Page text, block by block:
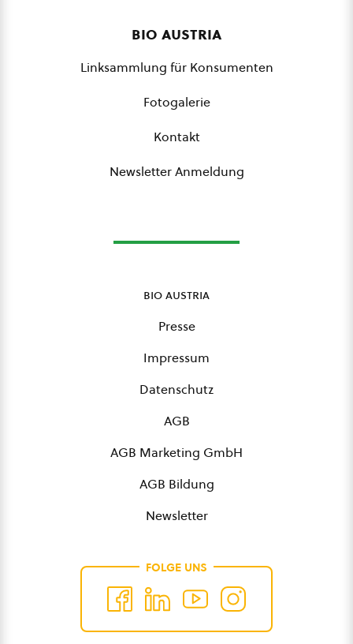
bio austria
Linksammlung für Konsumenten
Fotogalerie
Kontakt
Newsletter Anmeldung
bio austria
Presse
Impressum
Datenschutz
AGB
AGB Marketing GmbH
AGB Bildung
Newsletter
FOLGE UNS